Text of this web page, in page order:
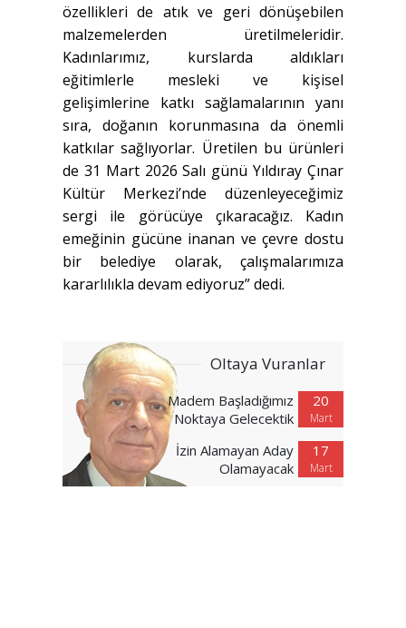
özellikleri de atık ve geri dönüşebilen
malzemelerden üretilmeleridir.
Kadınlarımız, kurslarda aldıkları
eğitimlerle mesleki ve kişisel
gelişimlerine katkı sağlamalarının yanı
sıra, doğanın korunmasına da önemli
katkılar sağlıyorlar. Üretilen bu ürünleri
de 31 Mart 2026 Salı günü Yıldıray Çınar
Kültür Merkezi’nde düzenleyeceğimiz
sergi ile görücüye çıkaracağız. Kadın
emeğinin gücüne inanan ve çevre dostu
bir belediye olarak, çalışmalarımıza
kararlılıkla devam ediyoruz” dedi.
Oltaya Vuranlar
20
Mart
Madem Başladığımız
Noktaya Gelecektik
17
Mart
İzin Alamayan Aday
Olamayacak